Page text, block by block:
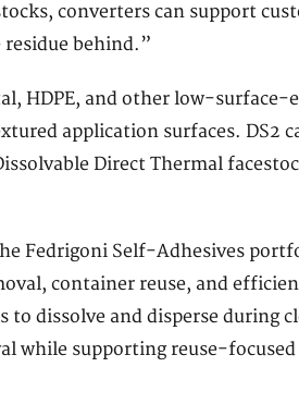
converters can support
residue behind.”
HDPE, and other low-surface-
application surfaces. DS2
Direct Thermal
Fedrigoni Self-Adhesives
container reuse, and
dissolve and disperse during
while supporting reuse-